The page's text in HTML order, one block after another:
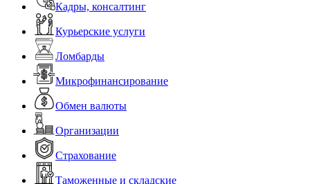
Кадры, консалтинг
Курьерские услуги
Ломбарды
Микрофинансирование
Обмен валюты
Организации
Страхование
Таможенные и складские